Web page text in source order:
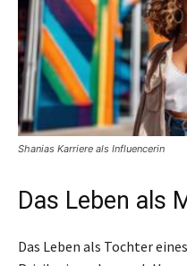
Shanias Karriere als Influencerin
Das Leben als
Das Leben als Tochter